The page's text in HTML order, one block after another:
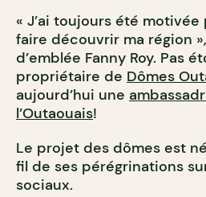
« J’ai toujours été
faire découvrir ma région
d’emblée Fanny Roy. Pas
propriétaire de Dômes
aujourd’hui une
l’Outaouais!
Le projet des dômes est
fil de ses pérégrinations
sociaux.